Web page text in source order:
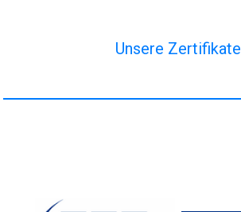
Unsere Zertifikate